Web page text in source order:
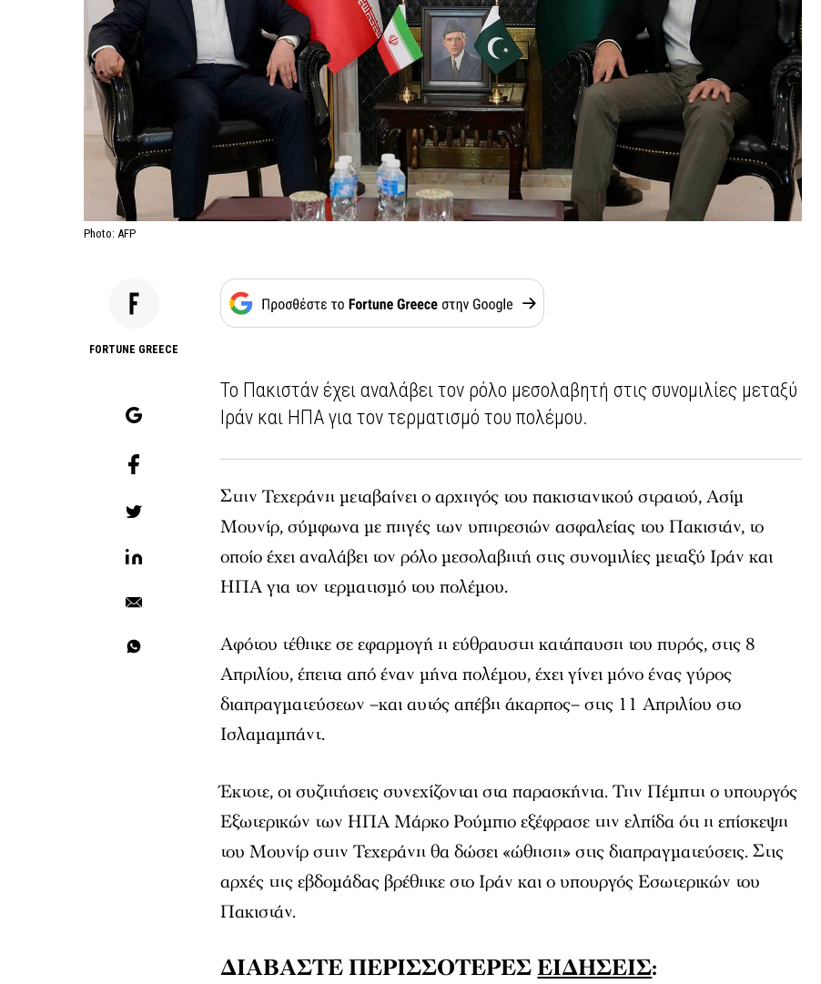
Photo: AFP
FORTUNE GREECE
Το Πακιστάν έχει αναλάβει τον ρόλο μεσολαβητή στις συνομιλίες μεταξύ
Ιράν και ΗΠΑ για τον τερματισμό του πολέμου.
Στην Τεχεράνη μεταβαίνει ο αρχηγός του πακιστανικού στρατού, Ασίμ
Μουνίρ, σύμφωνα με πηγές των υπηρεσιών ασφαλείας του Πακιστάν, το
οποίο έχει αναλάβει τον ρόλο μεσολαβητή στις συνομιλίες μεταξύ Ιράν και
ΗΠΑ για τον τερματισμό του πολέμου.
Αφότου τέθηκε σε εφαρμογή η εύθραυστη κατάπαυση του πυρός, στις 8
Απριλίου, έπειτα από έναν μήνα πολέμου, έχει γίνει μόνο ένας γύρος
διαπραγματεύσεων –και αυτός απέβη άκαρπος– στις 11 Απριλίου στο
Ισλαμαμπάντ.
Έκτοτε, οι συζητήσεις συνεχίζονται στα παρασκήνια. Την Πέμπτη ο υπουργός
Εξωτερικών των ΗΠΑ Μάρκο Ρούμπιο εξέφρασε την ελπίδα ότι η επίσκεψη
του Μουνίρ στην Τεχεράνη θα δώσει «ώθηση» στις διαπραγματεύσεις. Στις
αρχές της εβδομάδας βρέθηκε στο Ιράν και ο υπουργός Εσωτερικών του
Πακιστάν.
ΔΙΑΒΑΣΤΕ ΠΕΡΙΣΣΟΤΕΡΕΣ ΕΙΔΗΣΕΙΣ: